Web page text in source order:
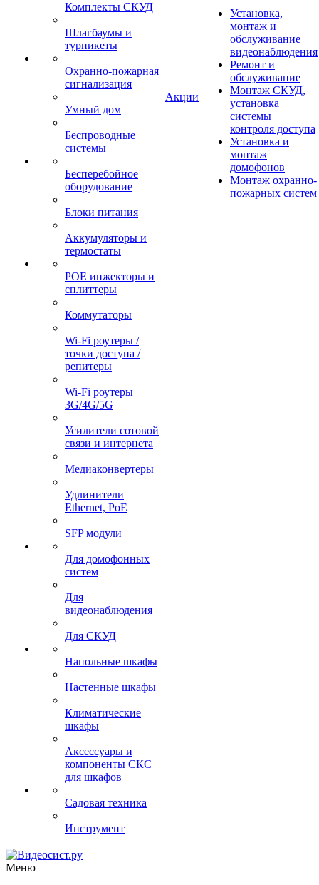
Комплекты СКУД
Шлагбаумы и
турникеты
Охранно-пожарная
сигнализация
Умный дом
Беспроводные
системы
Бесперебойное
оборудование
Блоки питания
Аккумуляторы и
термостаты
POE инжекторы и
сплиттеры
Коммутаторы
Wi-Fi роутеры /
точки доступа /
репитеры
Wi-Fi роутеры
3G/4G/5G
Усилители сотовой
связи и интернета
Медиаконвертеры
Удлинители
Ethernet, PoE
SFP модули
Для домофонных
систем
Для
видеонаблюдения
Для СКУД
Напольные шкафы
Настенные шкафы
Климатические
шкафы
Аксессуары и
компоненты СКС
для шкафов
Садовая техника
Инструмент
Акции
Установка,
монтаж и
обслуживание
видеонаблюдения
Ремонт и
обслуживание
Монтаж СКУД,
установка
системы
контроля доступа
Установка и
монтаж
домофонов
Монтаж охранно-
пожарных систем
Меню